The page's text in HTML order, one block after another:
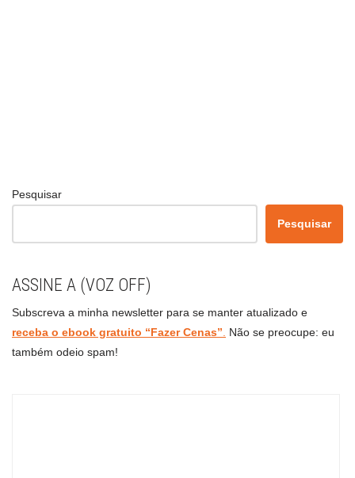
Pesquisar
Pesquisar
ASSINE A (VOZ OFF)
Subscreva a minha newsletter para se manter atualizado e
receba o ebook gratuito “Fazer Cenas”
Não se preocupe: eu
também odeio spam!